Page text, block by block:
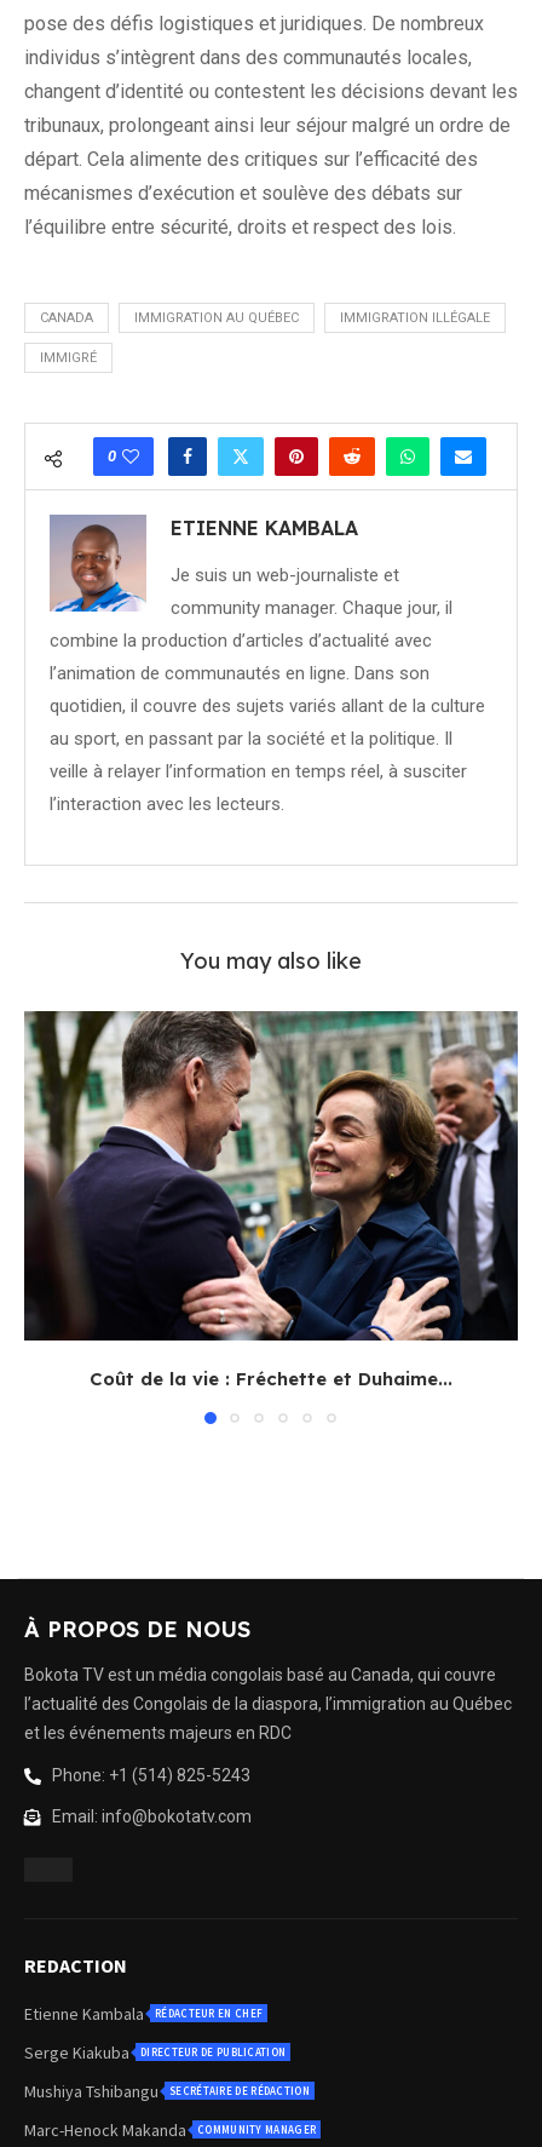
pose des défis logistiques et juridiques. De nombreux
individus s’intègrent dans des communautés locales,
changent d’identité ou contestent les décisions devant les
tribunaux, prolongeant ainsi leur séjour malgré un ordre de
départ. Cela alimente des critiques sur l’efficacité des
mécanismes d’exécution et soulève des débats sur
l’équilibre entre sécurité, droits et respect des lois.
CANADA IMMIGRATION AU QUÉBEC IMMIGRATION ILLÉGALE
IMMIGRÉ
0
ETIENNE KAMBALA
Je suis un web-journaliste et
community manager. Chaque jour, il
combine la production d’articles d’actualité avec
l’animation de communautés en ligne. Dans son
quotidien, il couvre des sujets variés allant de la culture
au sport, en passant par la société et la politique. Il
veille à relayer l’information en temps réel, à susciter
l’interaction avec les lecteurs.
You may also like
Coût de la vie : Fréchette et Duhaime...
À PROPOS DE NOUS
Bokota TV est un média congolais basé au Canada, qui couvre
l’actualité des Congolais de la diaspora, l’immigration au Québec
et les événements majeurs en RDC
Phone: +1 (514) 825-5243
Email: info@bokotatv.com
REDACTION
Etienne Kambala RÉDACTEUR EN CHEF
Serge Kiakuba DIRECTEUR DE PUBLICATION
Mushiya Tshibangu SECRÉTAIRE DE RÉDACTION
Marc-Henock Makanda COMMUNITY MANAGER